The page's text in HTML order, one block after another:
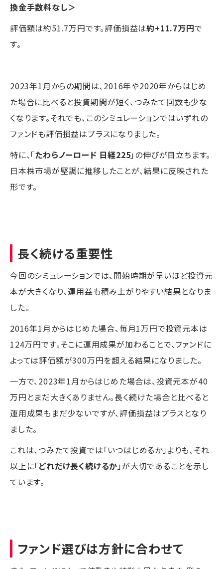
換金手数料なし＞
評価額は約51.7万円です。評価損益は約+11.7万円で
す。
2023年1月からの期間は、2016年や2020年からはじめ
た場合に比べると投資期間が短く、つみたて回数も少な
くなります。それでも、このシミュレーションではいずれの
ファンドも評価損益はプラスになりました。
特に、「たわらノーロード 日経225」の伸びが目立ちます。
日本株市場が堅調に推移したことが、結果に反映された
形です。
長く続ける重要性
今回のシミュレーションでは、開始時期が早いほど投資元
本が大きくなり、運用益も積み上がりやすい結果となりま
した。
2016年1月からはじめた場合、毎月1万円で投資元本は
124万円です。そこに運用成果が加わることで、ファンドに
よっては評価額が300万円を超える結果になりました。
一方で、2023年1月からはじめた場合は、投資元本が40
万円とまだ大きくありません。長く続けた場合と比べると
運用成果もまだ少ないですが、評価損益はプラスとなり
ました。
これは、つみたて投資では「いつはじめるか」よりも、それ
以上に「どれだけ長く続けるか 」が大切であることを示し
ています。
ファンド選びは方針に合わせて